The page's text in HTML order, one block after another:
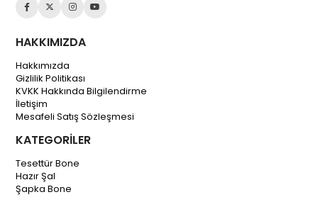
HAKKIMIZDA
Hakkımızda
Gizlilik Politikası
KVKK Hakkında Bilgilendirme
İletişim
Mesafeli Satış Sözleşmesi
KATEGORİLER
Tesettür Bone
Hazır Şal
Şapka Bone